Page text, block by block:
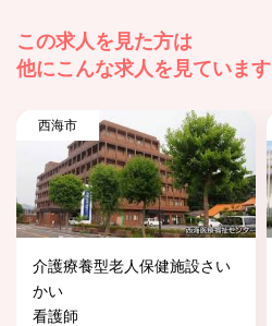
この求人を見た方は
他にこんな求人を見ています
西海市
介護療養型老人保健施設さい
かい
看護師